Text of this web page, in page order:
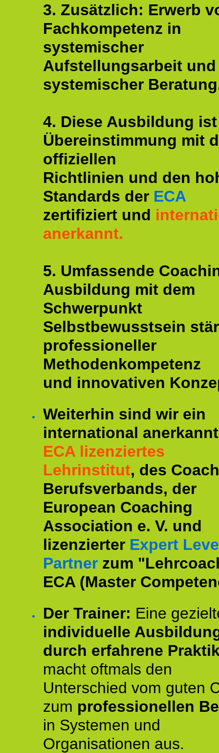
3. Zusätzlich: Erwerb
Fachkompetenz in
systemischer
Aufstellungsarbeit und
systemischer
4. Diese Ausbildung
Übereinstimmung mit
offiziellen
Richtlinien und den
Standards der ECA
zertifiziert und
anerkannt.
5. Umfassende
Ausbildung mit dem
Schwerpunkt
Selbstbewusstsein
professioneller
Methodenkompetenz
und innovativen
Weiterhin sind wir ein
international
ECA lizenziertes
Lehrinstitut, des
Berufsverbands, der
European Coaching
Association e. V. und
lizenzierter Expert
Partner zum
ECA (Master
Der Trainer: Eine
individuelle
durch erfahrene
macht oftmals den
Unterschied vom guten
zum professionellen
in Systemen und
Organisationen aus.